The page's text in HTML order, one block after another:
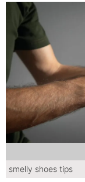
smelly shoes tips